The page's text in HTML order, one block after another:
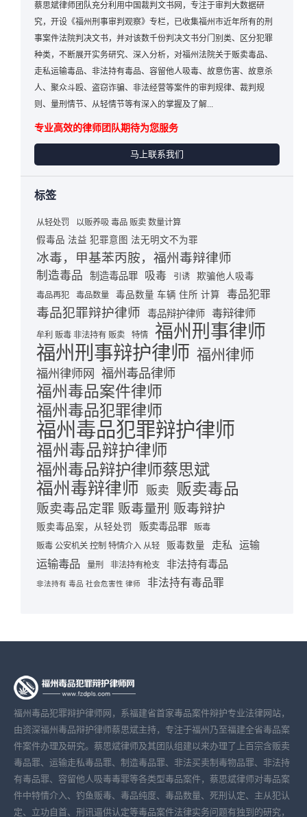
蔡思斌律师团队充分利用中国裁判文书网，专注于审判大数据研
究，开设《福州刑事审判观察》专栏，已收集福州市近年所有的刑
事案件法院判决文书，并对该数千份判决文书分门别类、区分犯罪
种类，不断展开实务研究、深入分析，对福州法院关于贩卖毒品、
走私运输毒品、非法持有毒品、容留他人吸毒、故意伤害、故意杀
人、聚众斗殴、盗窃诈骗、非法经营等案件的审判规律、裁判规
则、量刑情节、从轻情节等有深入的掌握及了解...
专业高效的律师团队期待为您服务
马上联系我们
标签
从轻处罚 以贩养吸 毒品 贩卖 数量计算
假毒品 法益 犯罪意图 法无明文不为罪
冰毒，甲基苯丙胺，福州毒辩律师
制造毒品 制造毒品罪 吸毒 引诱 欺骗他人吸毒
毒品再犯 毒品数量 毒品数量 车辆 住所 计算 毒品犯罪
毒品犯罪辩护律师 毒品辩护律师 毒辩律师
牟利 贩毒 非法持有 贩卖 特情 福州刑事律师
福州刑事辩护律师 福州律师
福州律师网 福州毒品律师
福州毒品案件律师
福州毒品犯罪律师
福州毒品犯罪辩护律师
福州毒品辩护律师
福州毒品辩护律师蔡思斌
福州毒辩律师 贩卖 贩卖毒品
贩卖毒品定罪 贩毒量刑 贩毒辩护
贩卖毒品案，从轻处罚 贩卖毒品罪
贩毒
贩毒 公安机关 控制 特情介入 从轻
贩毒数量 走私 运输
运输毒品 量刑 非法持有枪支 非法持有毒品
非法持有 毒品 社会危害性 律师 非法持有毒品罪
福州毒品犯罪辩护律师网，系福建省首家毒品案件辩护专业法律网站，
由资深福州毒品辩护律师蔡思斌主持，专注于福州乃至福建全省毒品案
件案件办理及研究。蔡思斌律师及其团队组建以来办理了上百宗含贩卖
毒品罪、运输走私毒品罪、制造毒品罪、非法买卖制毒物品罪、非法持
有毒品罪、容留他人吸毒毒罪等各类型毒品案件，蔡思斌律师对毒品案
件中特情介入、钓鱼贩毒、毒品纯度、毒品数量、死刑认定、主从犯认
定、立功自首、刑讯逼供认定等毒品案件法律实务问题有独到的研究，